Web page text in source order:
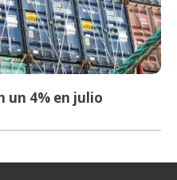
un 4% en julio